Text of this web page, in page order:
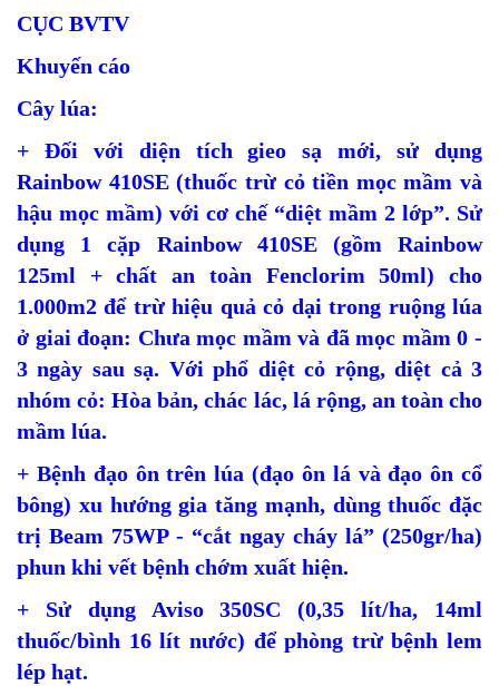
CỤC BVTV
Khuyến cáo
Cây lúa:
+ Đối với diện tích gieo sạ mới, sử dụng
Rainbow 410SE (thuốc trừ cỏ tiền mọc mầm và
hậu mọc mầm) với cơ chế “diệt mầm 2 lớp”. Sử
dụng 1 cặp Rainbow 410SE (gồm Rainbow
125ml + chất an toàn Fenclorim 50ml) cho
1.000m2 để trừ hiệu quả cỏ dại trong ruộng lúa
ở giai đoạn: Chưa mọc mầm và đã mọc mầm 0 -
3 ngày sau sạ. Với phổ diệt cỏ rộng, diệt cả 3
nhóm cỏ: Hòa bản, chác lác, lá rộng, an toàn cho
mầm lúa.
+ Bệnh đạo ôn trên lúa (đạo ôn lá và đạo ôn cổ
bông) xu hướng gia tăng mạnh, dùng thuốc đặc
trị Beam 75WP - “cắt ngay cháy lá” (250gr/ha)
phun khi vết bệnh chớm xuất hiện.
+ Sử dụng Aviso 350SC (0,35 lít/ha, 14ml
thuốc/bình 16 lít nước) để phòng trừ bệnh lem
lép hạt.